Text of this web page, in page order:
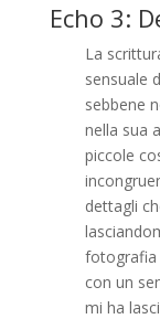
Echo 3:
La
sensuale
sebbene
nella sua
piccole
dettagli
fotografia
con un
mi ha